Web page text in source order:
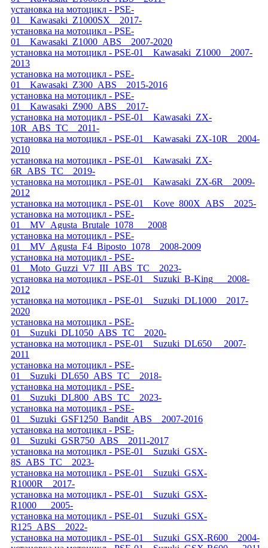
установка на мотоцикл - PSE-
01__Kawasaki_Z1000SX__2017-
установка на мотоцикл - PSE-
01__Kawasaki_Z1000_ABS__2007-2020
установка на мотоцикл - PSE-01__Kawasaki_Z1000__2007-
2013
установка на мотоцикл - PSE-
01__Kawasaki_Z300_ABS__2015-2016
установка на мотоцикл - PSE-
01__Kawasaki_Z900_ABS__2017-
установка на мотоцикл - PSE-01__Kawasaki_ZX-
10R_ABS_TC__2011-
установка на мотоцикл - PSE-01__Kawasaki_ZX-10R__2004-
2010
установка на мотоцикл - PSE-01__Kawasaki_ZX-
6R_ABS_TC__2019-
установка на мотоцикл - PSE-01__Kawasaki_ZX-6R__2009-
2012
установка на мотоцикл - PSE-01__Kove_800X_ABS__2025-
установка на мотоцикл - PSE-
01__MV_Agusta_Brutale_1078___2008
установка на мотоцикл - PSE-
01__MV_Agusta_F4_Biposto_1078__2008-2009
установка на мотоцикл - PSE-
01__Moto_Guzzi_V7_III_ABS_TC__2023-
установка на мотоцикл - PSE-01__Suzuki_B-King___2008-
2012
установка на мотоцикл - PSE-01__Suzuki_DL1000__2017-
2020
установка на мотоцикл - PSE-
01__Suzuki_DL1050_ABS_TC__2020-
установка на мотоцикл - PSE-01__Suzuki_DL650 __2007-
2011
установка на мотоцикл - PSE-
01__Suzuki_DL650_ABS_TC__2018-
установка на мотоцикл - PSE-
01__Suzuki_DL800_ABS_TC__2023-
установка на мотоцикл - PSE-
01__Suzuki_GSF1250_Bandit_ABS__2007-2016
установка на мотоцикл - PSE-
01__Suzuki_GSR750_ABS__2011-2017
установка на мотоцикл - PSE-01__Suzuki_GSX-
8S_ABS_TC__2023-
установка на мотоцикл - PSE-01__Suzuki_GSX-
R1000R__2017-
установка на мотоцикл - PSE-01__Suzuki_GSX-
R1000___2005-
установка на мотоцикл - PSE-01__Suzuki_GSX-
R125_ABS__2022-
установка на мотоцикл - PSE-01__Suzuki_GSX-R600__2004-